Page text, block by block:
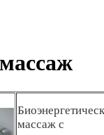
массаж с